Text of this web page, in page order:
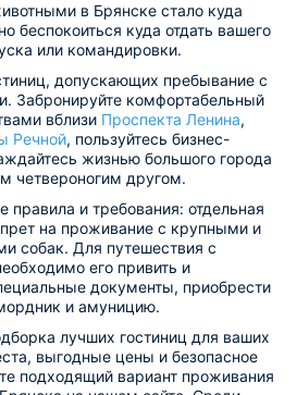
в Брянске стало куда
беспокоиться куда отдать вашего
или командировки.
допускающих пребывание с
Забронируйте комфортабельный
вблизи Проспекта Ленина,
Речной, пользуйтесь бизнес-
жизнью большого города
четвероногим другом.
правила и требования: отдельная
на проживание с крупными и
собак. Для путешествия с
его привить и
документы, приобрести
и амуницию.
лучших гостиниц для ваших
выгодные цены и безопасное
подходящий вариант проживания